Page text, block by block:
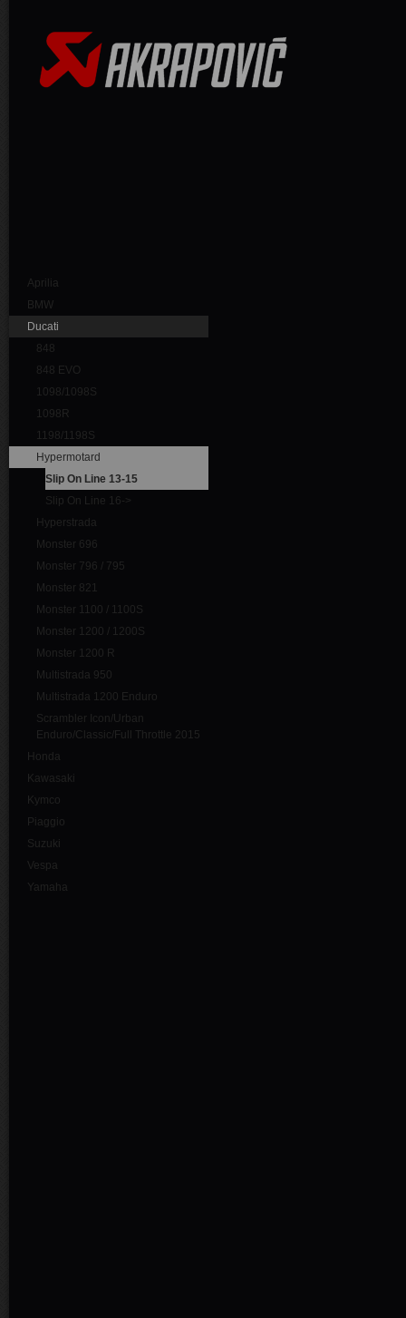
Aprilia
BMW
Ducati
848
848 EVO
1098/1098S
1098R
1198/1198S
Hypermotard
Slip On Line 13-15
Slip On Line 16->
Hyperstrada
Monster 696
Monster 796 / 795
Monster 821
Monster 1100 / 1100S
Monster 1200 / 1200S
Monster 1200 R
Multistrada 950
Multistrada 1200 Enduro
Scrambler Icon/Urban
Enduro/Classic/Full Throttle 2015
Honda
Kawasaki
Kymco
Piaggio
Suzuki
Vespa
Yamaha